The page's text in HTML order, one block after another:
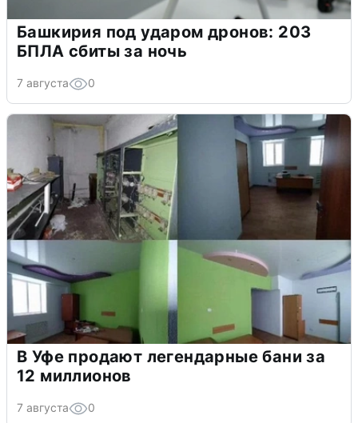
Башкирия под ударом дронов: 203
БПЛА сбиты за ночь
7 августа 0
В Уфе продают легендарные бани за
12 миллионов
7 августа 0